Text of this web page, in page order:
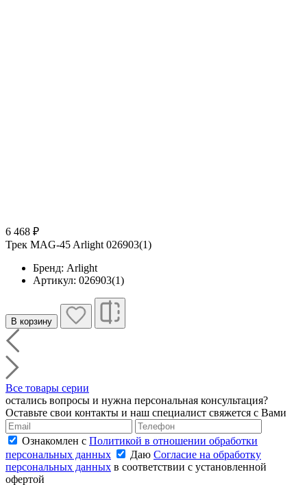
6 468 ₽
Трек MAG-45 Arlight 026903(1)
Бренд: Arlight
Артикул: 026903(1)
В корзину
Все товары серии
остались вопросы и нужна персональная консультация?
Оставьте свои контакты и наш специалист свяжется с Вами
Ознакомлен с Политикой в отношении обработки
персональных данных
Даю Согласие на обработку
персональных данных в соответствии с установленной
офертой